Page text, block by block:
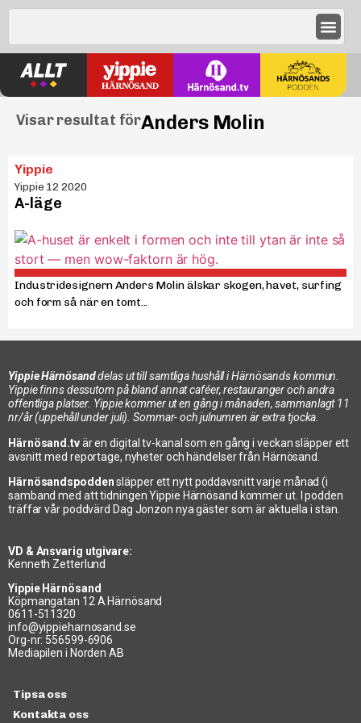
Visar resultat förAnders Molin
Yippie
Yippie 12 2020
A-läge
Industridesignern Anders Molin älskar skogen, havet, surfing
och form så när en tomt...
Yippie Härnösanddelas ut till samtliga hushåll i Härnösands kommun.
Yippie finns dessutom på bland annat caféer, restauranger och andra
offentliga platser. Yippie kommer ut en gång i månaden, sammanlagt 11
nr/år (uppehåll under juli). Sommar- och julnumren är extra tjocka.
Härnösand.tvär en digital tv-kanal som en gång i veckan släpper ett
avsnitt med reportage, nyheter och händelser från Härnösand.
Härnösandspoddensläpper ett nytt poddavsnitt varje månad (i
samband med att tidningen Yippie Härnösand kommer ut. I podden
träffar vår poddvärd Dag Jonzon nya gäster som är aktuella i stan.
VD & Ansvarig utgivare:
Kenneth Zetterlund
Yippie Härnösand
Köpmangatan 12 A Härnösand
0611-511320
info@yippieharnosand.se
Org-nr: 556599-6906
Mediapilen i Norden AB
Tipsa oss
Kontakta oss